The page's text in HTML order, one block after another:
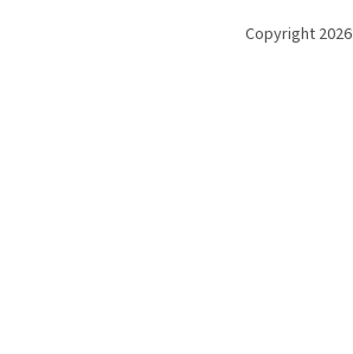
Copyright 2026